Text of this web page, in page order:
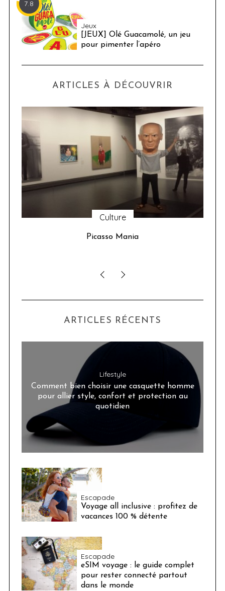
7.8
Jeux
[JEUX] Olé Guacamolé, un jeu
pour pimenter l’apéro
ARTICLES À DÉCOUVRIR
Culture
Picasso Mania
ARTICLES RÉCENTS
Lifestyle
Comment bien choisir une casquette homme
pour allier style, confort et protection au
quotidien
Escapade
Voyage all inclusive : profitez de
vacances 100 % détente
Escapade
eSIM voyage : le guide complet
pour rester connecté partout
dans le monde